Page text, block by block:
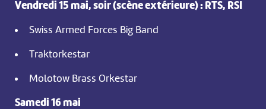
Vendredi 15 mai, soir (scène extérieure) : RTS, RSI
Swiss Armed Forces Big Band
Traktorkestar
Molotow Brass Orkestar
Samedi 16 mai